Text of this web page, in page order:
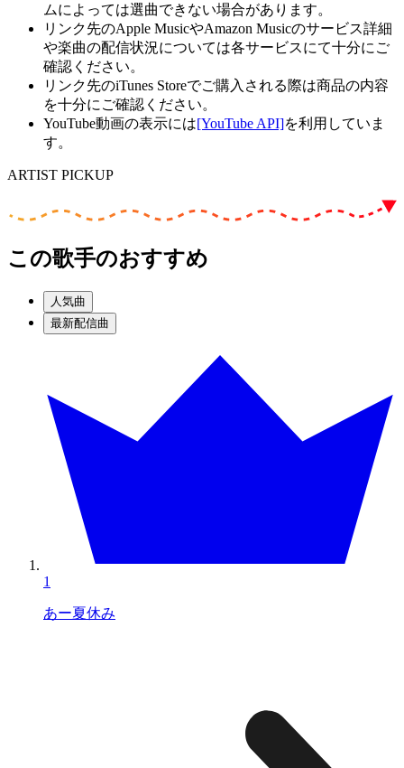
ムによっては選曲できない場合があります。
リンク先のApple MusicやAmazon Musicのサービス詳細
や楽曲の配信状況については各サービスにて十分にご
確認ください。
リンク先のiTunes Storeでご購入される際は商品の内容
を十分にご確認ください。
YouTube動画の表示には[YouTube API]を利用していま
す。
ARTIST PICKUP
この歌手のおすすめ
人気曲
最新配信曲
1
あー夏休み